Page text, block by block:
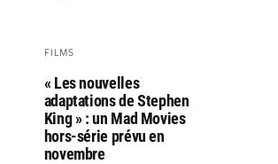
FILMS
« Les nouvelles
adaptations de Stephen
King » : un Mad Movies
hors-série prévu en
novembre